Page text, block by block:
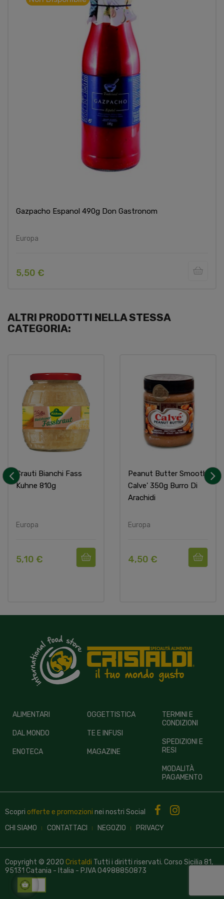
Gazpacho Espanol 490g Don Gastronom
Europa
5,50 €
ALTRI PRODOTTI NELLA STESSA
CATEGORIA:
Crauti Bianchi Fass
Kuhne 810g
Europa
5,10 €
Peanut Butter Smooth
Calve' 350g Burro Di
Arachidi
Europa
4,50 €
ALIMENTARI
DAL MONDO
ENOTECA
OGGETTISTICA
TE E INFUSI
MAGAZINE
TERMINI E
CONDIZIONI
SPEDIZIONI E
RESI
MODALITÀ
PAGAMENTO
Scopri offerte e promozioni nei nostri Social
CHI SIAMO
CONTATTACI NEGOZIO PRIVACY
Copyright © 2020 Cristaldi Tutti i diritti riservati. Corso Sicilia 81,
95131 Catania - Italia - P.IVA 04988850873